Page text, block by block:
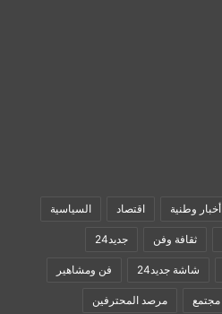
أخبار وطنية اقتصاد السياسية
ثقافة وفن جديد24
شاشة جديد24 فن ومشاهير
مجتمع مرصد المحترفين